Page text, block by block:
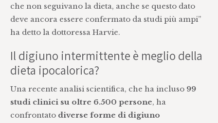
che non seguivano la dieta, anche se questo dato
deve ancora essere confermato da studi più ampi”
ha detto la dottoressa Harvie.
Il digiuno intermittente è meglio della
dieta ipocalorica?
Una recente analisi scientifica, che ha incluso 99
studi clinici su oltre 6.500 persone, ha
confrontato diverse forme di digiuno